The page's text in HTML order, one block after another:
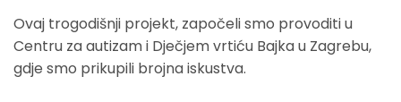
Ovaj trogodišnji projekt, započeli smo provoditi u
Centru za autizam i Dječjem vrtiću Bajka u Zagrebu,
gdje smo prikupili brojna iskustva.